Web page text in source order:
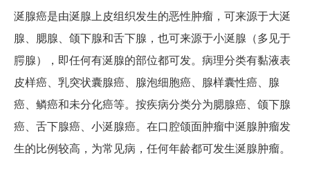
涎腺癌是由涎腺上皮组织发生的恶性肿瘤，可来源于大涎
腺、腮腺、颌下腺和舌下腺，也可来源于小涎腺（多见于
腭腺），即任何有涎腺的部位都可发。病理分类有黏液表
皮样癌、乳突状囊腺癌、腺泡细胞癌、腺样囊性癌、腺
癌、鳞癌和未分化癌等。按疾病分类分为腮腺癌、颌下腺
癌、舌下腺癌、小涎腺癌。在口腔颌面肿瘤中涎腺肿瘤发
生的比例较高，为常见病，任何年龄都可发生涎腺肿瘤。